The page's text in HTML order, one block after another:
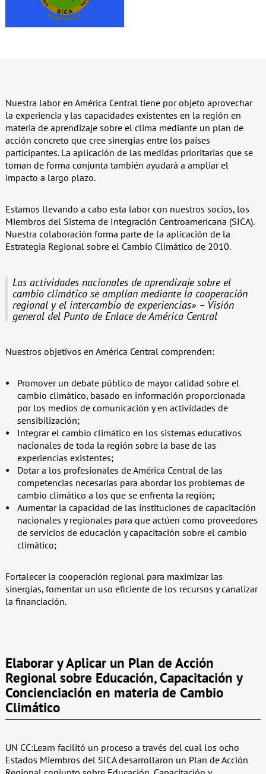
Nuestra labor en América Central tiene por objeto aprovechar
la experiencia y las capacidades existentes en la región en
materia de aprendizaje sobre el clima mediante un plan de
acción concreto que cree sinergias entre los países
participantes. La aplicación de las medidas prioritarias que se
toman de forma conjunta también ayudará a ampliar el
impacto a largo plazo.
Estamos llevando a cabo esta labor con nuestros socios, los
Miembros del Sistema de Integración Centroamericana (SICA).
Nuestra colaboración forma parte de la aplicación de la
Estrategia Regional sobre el Cambio Climático de 2010.
Las actividades nacionales de aprendizaje sobre el
cambio climático se amplían mediante la cooperación
regional y el intercambio de experiencias» – Visión
general del Punto de Enlace de América Central
Nuestros objetivos en América Central comprenden:
Promover un debate público de mayor calidad sobre el
cambio climático, basado en información proporcionada
por los medios de comunicación y en actividades de
sensibilización;
Integrar el cambio climático en los sistemas educativos
nacionales de toda la región sobre la base de las
experiencias existentes;
Dotar a los profesionales de América Central de las
competencias necesarias para abordar los problemas de
cambio climático a los que se enfrenta la región;
Aumentar la capacidad de las instituciones de capacitación
nacionales y regionales para que actúen como proveedores
de servicios de educación y capacitación sobre el cambio
climático;
Fortalecer la cooperación regional para maximizar las
sinergias, fomentar un uso eficiente de los recursos y canalizar
la financiación.
Elaborar y Aplicar un Plan de Acción
Regional sobre Educación, Capacitación y
Concienciación en materia de Cambio
Climático
UN CC:Learn facilitó un proceso a través del cual los ocho
Estados Miembros del SICA desarrollaron un Plan de Acción